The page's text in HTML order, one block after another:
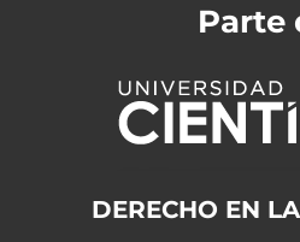
Parte
DERECHO EN